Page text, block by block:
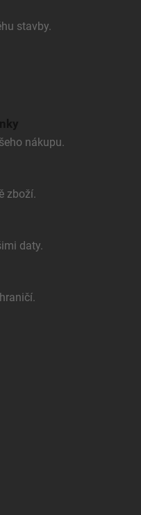
stavby.
nákupu.
zboží.
daty.